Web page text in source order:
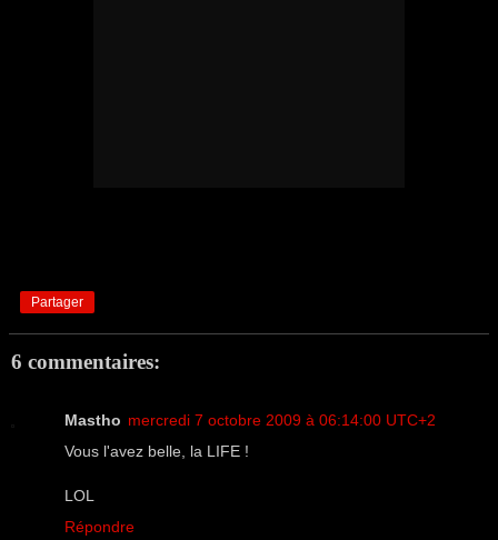
Partager
6 commentaires:
Mastho mercredi 7 octobre 2009 à 06:14:00 UTC+2
Vous l'avez belle, la LIFE !
LOL
Répondre